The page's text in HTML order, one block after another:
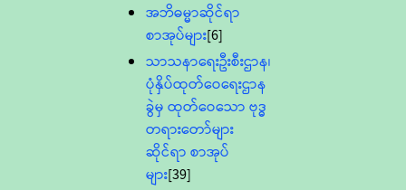
အဘိဓမ္မာဆိုင်ရာ
စာအုပ်များ[6]
သာသနာရေးဦးစီးဌာန၊
ပုံနှိပ်ထုတ်ဝေရေးဌာန
ခွဲမှ ထုတ်ဝေသော ဗုဒ္ဓ
တရားတော်များ
ဆိုင်ရာ စာအုပ်
များ[39]